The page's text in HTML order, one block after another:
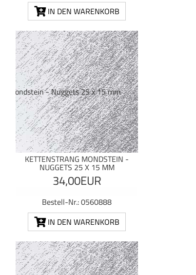
IN DEN WARENKORB
KETTENSTRANG MONDSTEIN -
NUGGETS 25 X 15 MM
34,00EUR
Bestell-Nr.: 0560888
IN DEN WARENKORB